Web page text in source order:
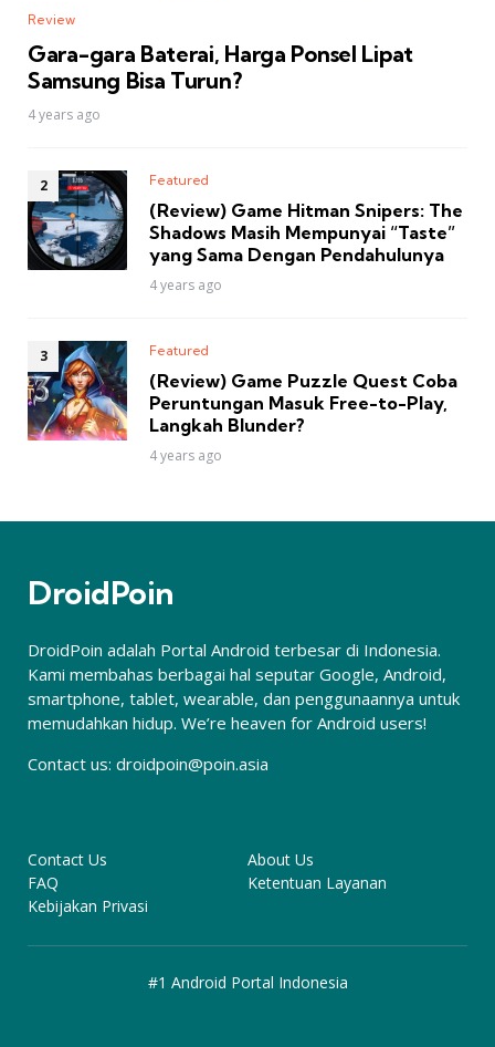
Review
Gara-gara Baterai, Harga Ponsel Lipat
Samsung Bisa Turun?
4 years ago
Featured
(Review) Game Hitman Snipers: The
Shadows Masih Mempunyai “Taste”
yang Sama Dengan Pendahulunya
4 years ago
Featured
(Review) Game Puzzle Quest Coba
Peruntungan Masuk Free-to-Play,
Langkah Blunder?
4 years ago
DroidPoin
DroidPoin adalah Portal Android terbesar di Indonesia.
Kami membahas berbagai hal seputar Google, Android,
smartphone, tablet, wearable, dan penggunaannya untuk
memudahkan hidup. We’re heaven for Android users!
Contact us: droidpoin@poin.asia
Contact Us
About Us
FAQ
Ketentuan Layanan
Kebijakan Privasi
#1 Android Portal Indonesia